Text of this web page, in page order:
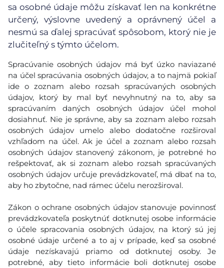
sa osobné údaje môžu získavať len na konkrétne
určený, výslovne uvedený a oprávnený účel a
nesmú sa ďalej spracúvať spôsobom, ktorý nie je
zlučiteľný s týmto účelom.
Spracúvanie osobných údajov má byť úzko naviazané
na účel spracúvania osobných údajov, a to najmä pokiaľ
ide o zoznam alebo rozsah spracúvaných osobných
údajov, ktorý by mal byť nevyhnutný na to, aby sa
spracúvaním daných osobných údajov účel mohol
dosiahnuť. Nie je správne, aby sa zoznam alebo rozsah
osobných údajov umelo alebo dodatočne rozširoval
vzhľadom na účel. Ak je účel a zoznam alebo rozsah
osobných údajov stanovený zákonom, je potrebné ho
rešpektovať, ak si zoznam alebo rozsah spracúvaných
osobných údajov určuje prevádzkovateľ, má dbať na to,
aby ho zbytočne, nad rámec účelu nerozširoval.
Zákon o ochrane osobných údajov stanovuje povinnosť
prevádzkovateľa poskytnúť dotknutej osobe informácie
o účele spracovania osobných údajov, na ktorý sú jej
osobné údaje určené a to aj v prípade, keď sa osobné
údaje nezískavajú priamo od dotknutej osoby. Je
potrebné, aby tieto informácie boli dotknutej osobe